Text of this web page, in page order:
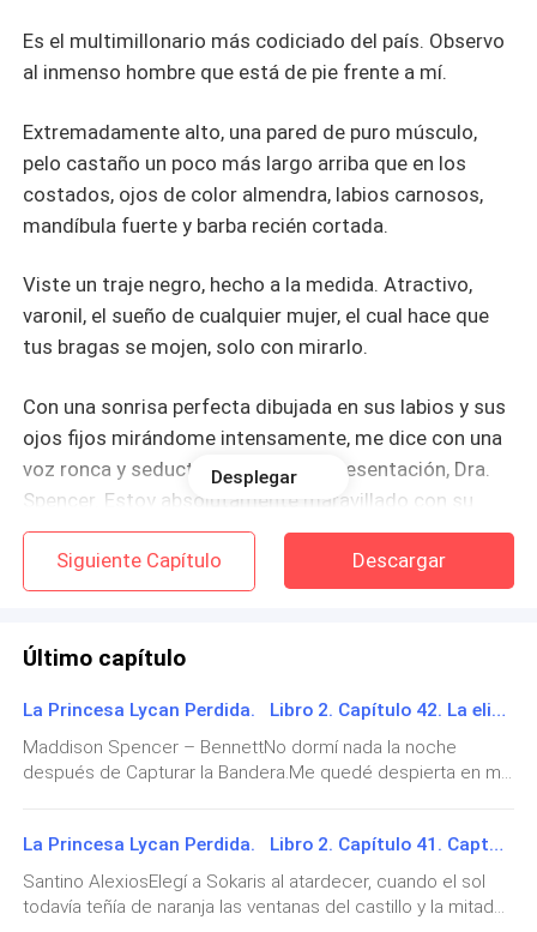
Es el multimillonario más codiciado del país. Observo
al inmenso hombre que está de pie frente a mí.
Extremadamente alto, una pared de puro músculo,
pelo castaño un poco más largo arriba que en los
costados, ojos de color almendra, labios carnosos,
mandíbula fuerte y barba recién cortada.
Viste un traje negro, hecho a la medida. Atractivo,
varonil, el sueño de cualquier mujer, el cual hace que
tus bragas se mojen, solo con mirarlo.
Con una sonrisa perfecta dibujada en sus labios y sus
ojos fijos mirándome intensamente, me dice con una
voz ronca y seductora. “Qué gran presentación, Dra.
Spencer. Estoy absolutamente maravillado con su
inteligencia.”
Abro mucho los ojos, sin saber que decir. Nunca un
inteligencia. En verdad que es refrescante.
Sonrío a sus palabras y le digo. “Gracias por el
cumplido, Sr. Bennett. Ahora si me disculpa, debo
marcharme. A parte de Dra. soy madre y debo ir a
una mirada fría, oscura y… francamente aterradora.
Desplegar
Siguiente Capítulo Descargar
Último capítulo
La Princesa Lycan Perdida. Libro 2. Capítulo 42. La eliminación.
Maddison Spencer – BennettNo dormí nada la noche
después de Capturar la Bandera.Me quedé despierta en mi
patio del castillo con la bandera negra de Vladimir
ondeando sobre su cabeza como un estandarte de
guerra.Ni siquiera Kallie tuvo ánimos de burlarse de mi
insomnio esa vez; ella también estaba tan nerviosa como yo
La Princesa Lycan Perdida. Libro 2. Capítulo 41. Capturar la bandera.
Santino AlexiosElegí a Sokaris al atardecer, cuando el sol
todavía teñía de naranja las ventanas del castillo y la mitad